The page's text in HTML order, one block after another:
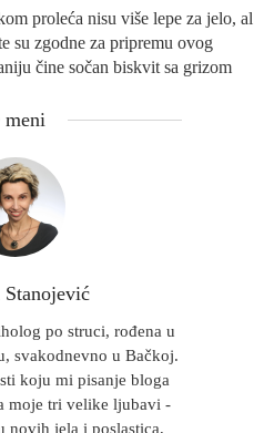
proleća nisu više lepe za jelo, al
su zgodne za pripremu ovog
čine sočan biskvit sa grizom
meni
po struci, rođena u
svakodnevno u Bačkoj.
koju mi pisanje bloga
moje tri velike ljubavi -
novih jela i poslastica,